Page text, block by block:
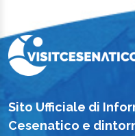
Sito Ufficiale di
Cesenatico e